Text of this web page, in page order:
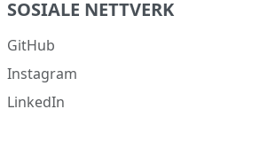
SOSIALE NETTVERK
GitHub
Instagram
LinkedIn